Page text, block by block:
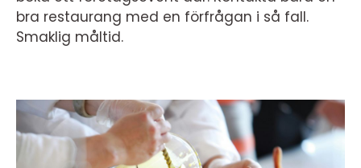
bra restaurang med en förfrågan i så fall.
Smaklig måltid.